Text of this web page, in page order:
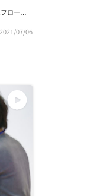
ローレ
2021/07/06